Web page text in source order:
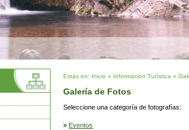
Estás en: Inicio » Información Turística »
Galería de Fotos
Seleccione una categoría de fotografías:
» Eventos